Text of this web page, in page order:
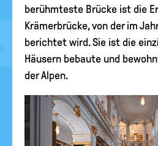
berühmteste Brücke ist die
Krämerbrücke, von der im
berichtet wird. Sie ist die
Häusern bebaute und
der Alpen.